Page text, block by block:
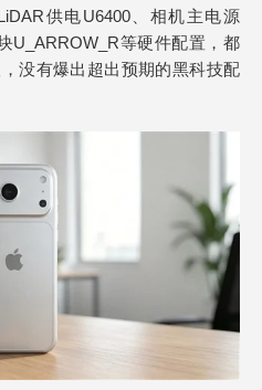
供电U6400、相机主电源
U_ARROW_R等硬件配置，都
没有爆出超出预期的黑科技配